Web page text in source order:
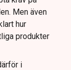
Men även
hur
produkter
i